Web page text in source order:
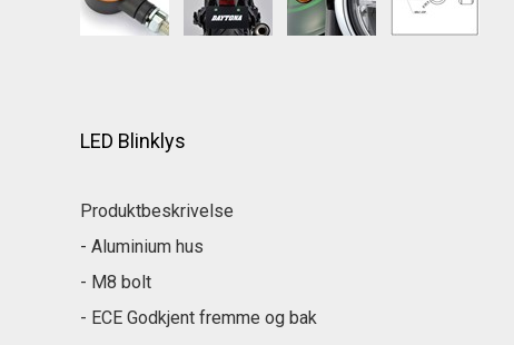
LED Blinklys
Produktbeskrivelse
- Aluminium hus
- M8 bolt
- ECE Godkjent fremme og bak